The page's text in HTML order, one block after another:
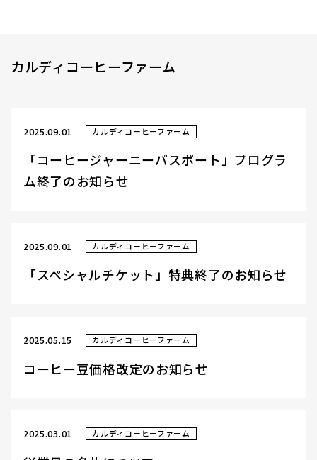
カルディコーヒーファーム
2025.09.01 カルディコーヒーファーム
「コーヒージャーニーパスポート」プログラ
ム終了のお知らせ
2025.09.01 カルディコーヒーファーム
「スペシャルチケット」特典終了のお知らせ
2025.05.15 カルディコーヒーファーム
コーヒー豆価格改定のお知らせ
2025.03.01 カルディコーヒーファーム